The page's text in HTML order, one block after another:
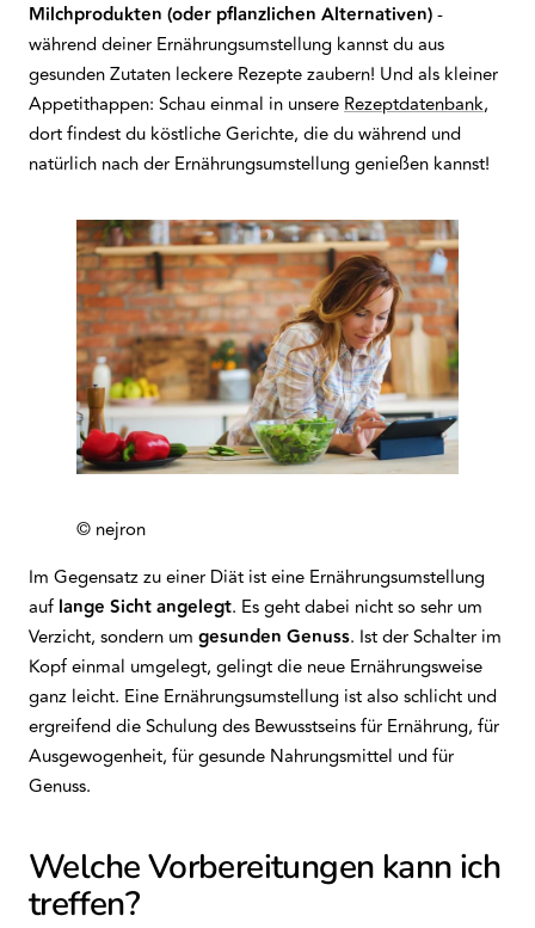
Milchprodukten (oder pflanzlichen Alternativen)-
während deiner Ernährungsumstellung kannst du aus
gesunden Zutaten leckere Rezepte zaubern! Und als kleiner
Appetithappen: Schau einmal in unsere Rezeptdatenbank,
dort findest du köstliche Gerichte, die du während und
natürlich nach der Ernährungsumstellung genießen kannst!
© nejron
Im Gegensatz zu einer Diät ist eine Ernährungsumstellung
auf lange Sicht angelegt. Es geht dabei nicht so sehr um
Verzicht, sondern um gesunden Genuss. Ist der Schalter im
Kopf einmal umgelegt, gelingt die neue Ernährungsweise
ganz leicht. Eine Ernährungsumstellung ist also schlicht und
ergreifend die Schulung des Bewusstseins für Ernährung, für
Ausgewogenheit, für gesunde Nahrungsmittel und für
Genuss.
Welche Vorbereitungen kann ich
treffen?